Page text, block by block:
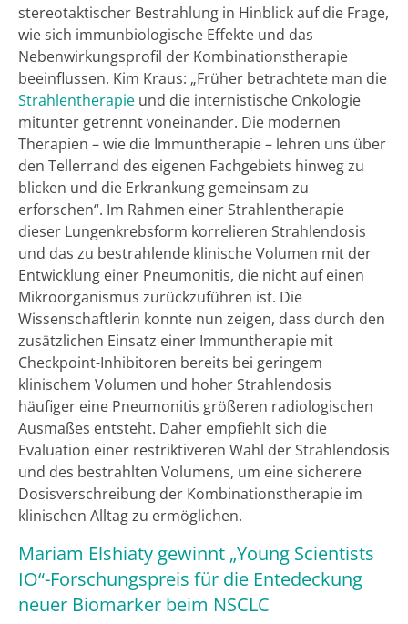
stereotaktischer Bestrahlung in Hinblick auf die Frage,
wie sich immunbiologische Effekte und das
Nebenwirkungsprofil der Kombinationstherapie
beeinflussen. Kim Kraus: „Früher betrachtete man die
Strahlentherapie und die internistische Onkologie
mitunter getrennt voneinander. Die modernen
Therapien – wie die Immuntherapie – lehren uns über
den Tellerrand des eigenen Fachgebiets hinweg zu
blicken und die Erkrankung gemeinsam zu
erforschen“. Im Rahmen einer Strahlentherapie
dieser Lungenkrebsform korrelieren Strahlendosis
und das zu bestrahlende klinische Volumen mit der
Entwicklung einer Pneumonitis, die nicht auf einen
Mikroorganismus zurückzuführen ist. Die
Wissenschaftlerin konnte nun zeigen, dass durch den
zusätzlichen Einsatz einer Immuntherapie mit
Checkpoint-Inhibitoren bereits bei geringem
klinischem Volumen und hoher Strahlendosis
häufiger eine Pneumonitis größeren radiologischen
Ausmaßes entsteht. Daher empfiehlt sich die
Evaluation einer restriktiveren Wahl der Strahlendosis
und des bestrahlten Volumens, um eine sicherere
Dosisverschreibung der Kombinationstherapie im
klinischen Alltag zu ermöglichen.
Mariam Elshiaty gewinnt „Young Scientists
IO“-Forschungspreis für die Entedeckung
neuer Biomarker beim NSCLC